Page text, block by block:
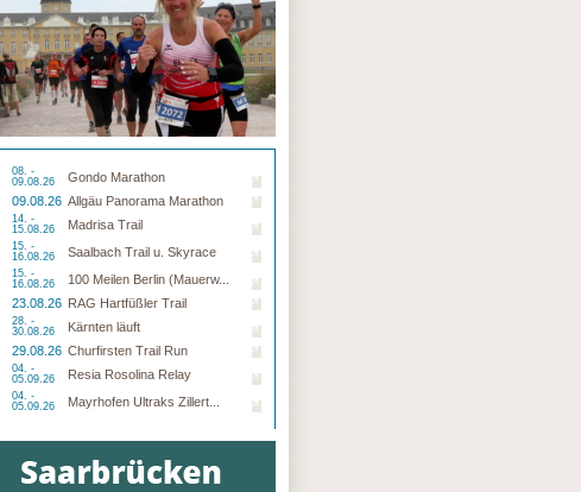
08. -
09.08.26
Gondo Marathon
09.08.26 Allgäu Panorama Marathon
14. -
15.08.26
Madrisa Trail
15. -
16.08.26
Saalbach Trail u. Skyrace
15. -
16.08.26
100 Meilen Berlin (Mauerw...
23.08.26 RAG Hartfüßler Trail
28. -
30.08.26
Kärnten läuft
29.08.26 Churfirsten Trail Run
04. -
05.09.26
Resia Rosolina Relay
04. -
05.09.26
Mayrhofen Ultraks Zillert...